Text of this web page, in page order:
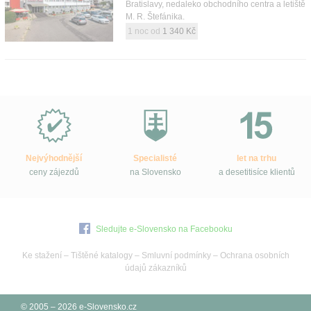
Bratislavy, nedaleko obchodního centra a letiště
M. R. Štefánika.
1 noc od 1 340 Kč
Slovensko.cz?
Nejvýhodnější
ceny zájezdů
Specialisté
na Slovensko
let na trhu
a desetitisíce klientů
Sledujte e-Slovensko na Facebooku
Ke stažení – Tištěné katalogy– Smluvní podmínky– Ochrana osobních
údajů zákazníků
© 2005 – 2026 e-Slovensko.cz